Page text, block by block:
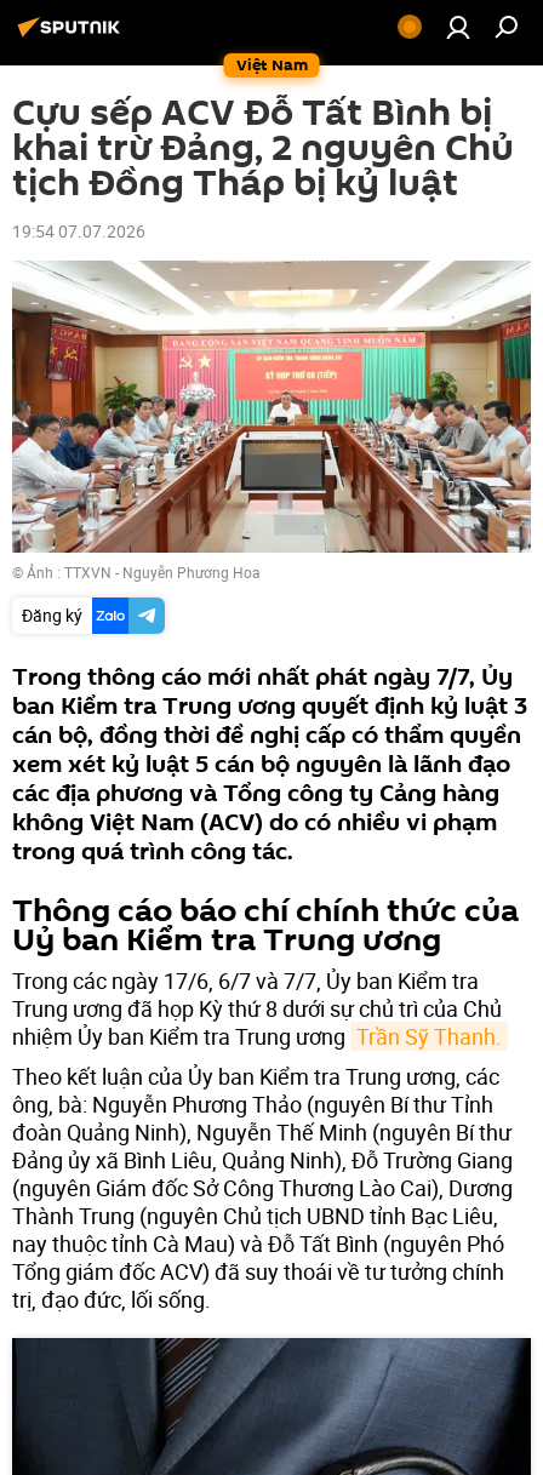
Việt Nam
Cựu sếp ACV Đỗ Tất Bình bị
khai trừ Đảng, 2 nguyên Chủ
tịch Đồng Tháp bị kỷ luật
19:54 07.07.2026
© Ảnh : TTXVN - Nguyễn Phương Hoa
Đăng ký
Trong thông cáo mới nhất phát ngày 7/7, Ủy
ban Kiểm tra Trung ương quyết định kỷ luật 3
cán bộ, đồng thời đề nghị cấp có thẩm quyền
xem xét kỷ luật 5 cán bộ nguyên là lãnh đạo
các địa phương và Tổng công ty Cảng hàng
không Việt Nam (ACV) do có nhiều vi phạm
trong quá trình công tác.
Thông cáo báo chí chính thức của
Uỷ ban Kiểm tra Trung ương
Trong các ngày 17/6, 6/7 và 7/7, Ủy ban Kiểm tra
Trung ương đã họp Kỳ thứ 8 dưới sự chủ trì của Chủ
nhiệm Ủy ban Kiểm tra Trung ương Trần Sỹ Thanh.
Theo kết luận của Ủy ban Kiểm tra Trung ương, các
ông, bà: Nguyễn Phương Thảo (nguyên Bí thư Tỉnh
đoàn Quảng Ninh), Nguyễn Thế Minh (nguyên Bí thư
Đảng ủy xã Bình Liêu, Quảng Ninh), Đỗ Trường Giang
(nguyên Giám đốc Sở Công Thương Lào Cai), Dương
Thành Trung (nguyên Chủ tịch UBND tỉnh Bạc Liêu,
nay thuộc tỉnh Cà Mau) và Đỗ Tất Bình (nguyên Phó
Tổng giám đốc ACV) đã suy thoái về tư tưởng chính
trị, đạo đức, lối sống.